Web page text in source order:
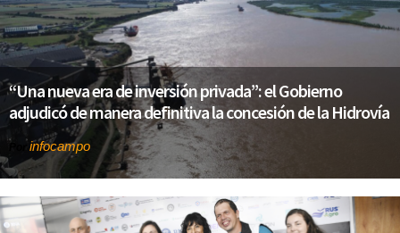
“Una nueva era de inversión privada”: el Gobierno
adjudicó de manera definitiva la concesión de la Hidrovía
Por infocampo